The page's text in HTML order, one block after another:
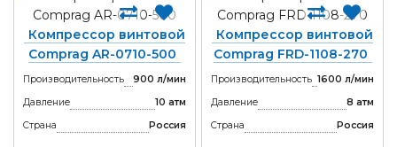
Компрессор винтовой
Comprag AR-0710-500
Производительность
900 л/мин
Давление
10 атм
Страна
Россия
Компрессор винтовой
Comprag FRD-1108-270
Производительность 1600 л/мин
Давление
8 атм
Страна
Россия